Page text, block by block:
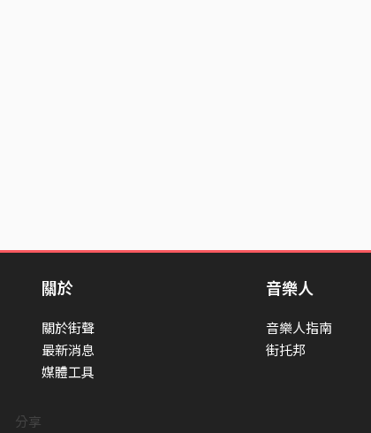
分享
關於
關於街聲
最新消息
媒體工具
音樂人
音樂人指南
街托邦